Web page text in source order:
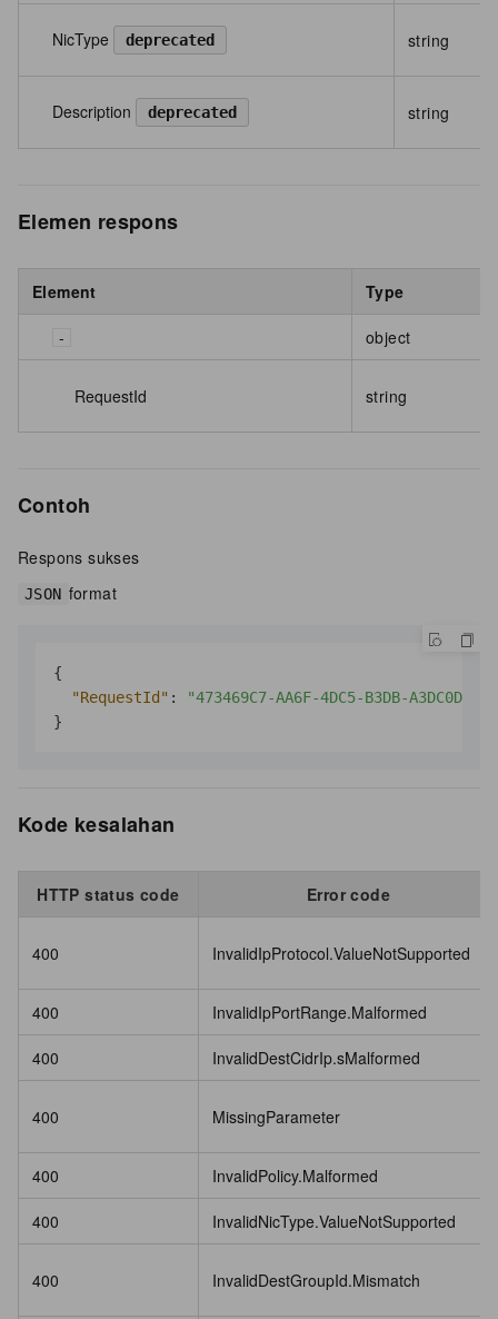
NicType deprecated string
Description deprecated string
Elemen respons
Element Type
object
RequestId string
Contoh
Respons sukses
JSON format
{
"RequestId" :
"473469C7-AA6F-4DC5-B3DB-
}
Kode kesalahan
HTTP status code Error code
400 InvalidIpProtocol.ValueNotSupported
400 InvalidIpPortRange.Malformed
400 InvalidDestCidrIp.sMalformed
400 MissingParameter
400 InvalidPolicy.Malformed
400 InvalidNicType.ValueNotSupported
400 InvalidDestGroupId.Mismatch